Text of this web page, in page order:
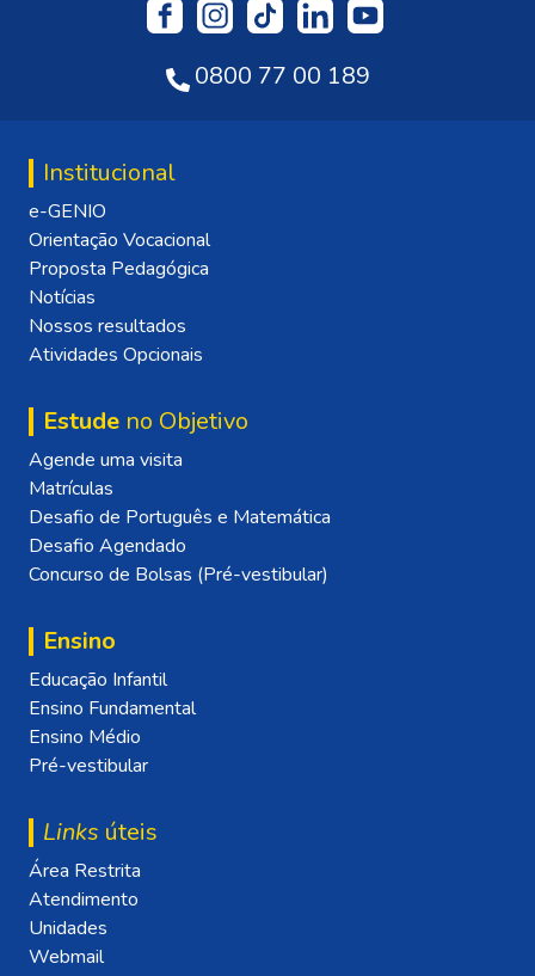
0800 77 00 189
Institucional
e-GENIO
Orientação Vocacional
Proposta Pedagógica
Notícias
Nossos resultados
Atividades Opcionais
Estude no Objetivo
Agende uma visita
Matrículas
Desafio de Português e Matemática
Desafio Agendado
Concurso de Bolsas (Pré-vestibular)
Ensino
Educação Infantil
Ensino Fundamental
Ensino Médio
Pré-vestibular
Links úteis
Área Restrita
Atendimento
Unidades
Webmail